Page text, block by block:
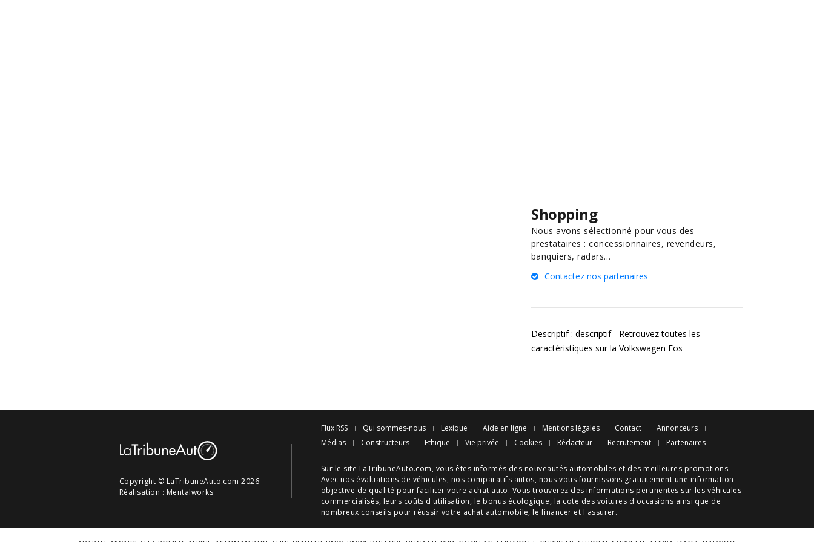
Shopping
Nous avons sélectionné pour vous des
prestataires : concessionnaires, revendeurs,
banquiers, radars…
Contactez nos partenaires
Descriptif : descriptif - Retrouvez toutes les
caractéristiques sur la Volkswagen Eos
Copyright © LaTribuneAuto.com 2026
Réalisation : Mentalworks
Flux RSS Qui sommes-nous Lexique Aide en ligne Mentions légales Contact
Annonceurs
Médias
Constructeurs Ethique Vie privée Cookies Rédacteur Recrutement Partenaires
Sur le site LaTribuneAuto.com, vous êtes informés des nouveautés automobiles et des meilleures promotions.
Avec nos évaluations de véhicules, nos comparatifs autos, nous vous fournissons gratuitement une information
objective de qualité pour faciliter votre achat auto. Vous trouverez des informations pertinentes sur les véhicules
commercialisés, leurs coûts d'utilisation, le bonus écologique, la cote des voitures d'occasions ainsi que de
nombreux conseils pour réussir votre achat automobile, le financer et l'assurer.